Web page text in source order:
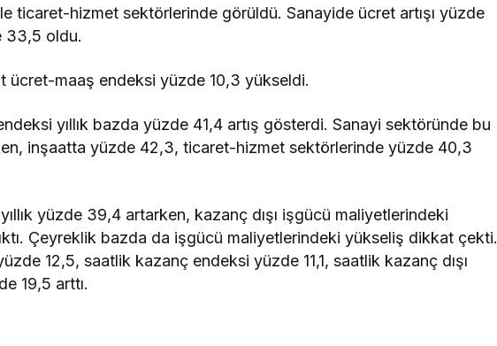
ticaret-hizmet sektörlerinde görüldü. Sanayide ücret artışı yüzde
33,5 oldu.
ücret-maaş endeksi yüzde 10,3 yükseldi.
yıllık bazda yüzde 41,4 artış gösterdi. Sanayi sektöründe bu
inşaatta yüzde 42,3, ticaret-hizmet sektörlerinde yüzde 40,3
yüzde 39,4 artarken, kazanç dışı işgücü maliyetlerindeki
Çeyreklik bazda da işgücü maliyetlerindeki yükseliş dikkat çekti.
12,5, saatlik kazanç endeksi yüzde 11,1, saatlik kazanç dışı
19,5 arttı.